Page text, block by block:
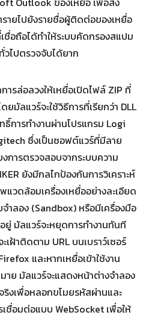
Search
ายไปยังรายชื่อผู้ติดต่อของเหยื่อ
อถือได้ทำให้ระบบคัดกรองสแปม
ไปตรวจจับได้ยาก
ารล่อลวงให้เหยื่อเปิดไฟล์ ZIP ที่
มัลแวร์จะใช้วิธีการที่เรียกว่า DLL
การทำงานผ่านโปรแกรม Logi
ซึ่งเป็นซอฟต์แวร์ที่มีลาย
ารตรวจสอบจากระบบความ
ยังมีกลไกป้องกันการวิเคราะห์
วดล้อมเครื่องเหยื่ออย่างละเอียด
ำลอง (Sandbox) หรือมีเครื่องมือ
ยู่ มัลแวร์จะหยุดการทำงานทันที
เฝ้าติดตาม URL บนเบราว์เซอร์
และหากเหยื่อเข้าใช้งาน
าย มัลแวร์จะแสดงหน้าต่างจำลอง
งเพื่อหลอกขโมยรหัสผ่านและ
อมต่อแบบ WebSocket เพื่อให้